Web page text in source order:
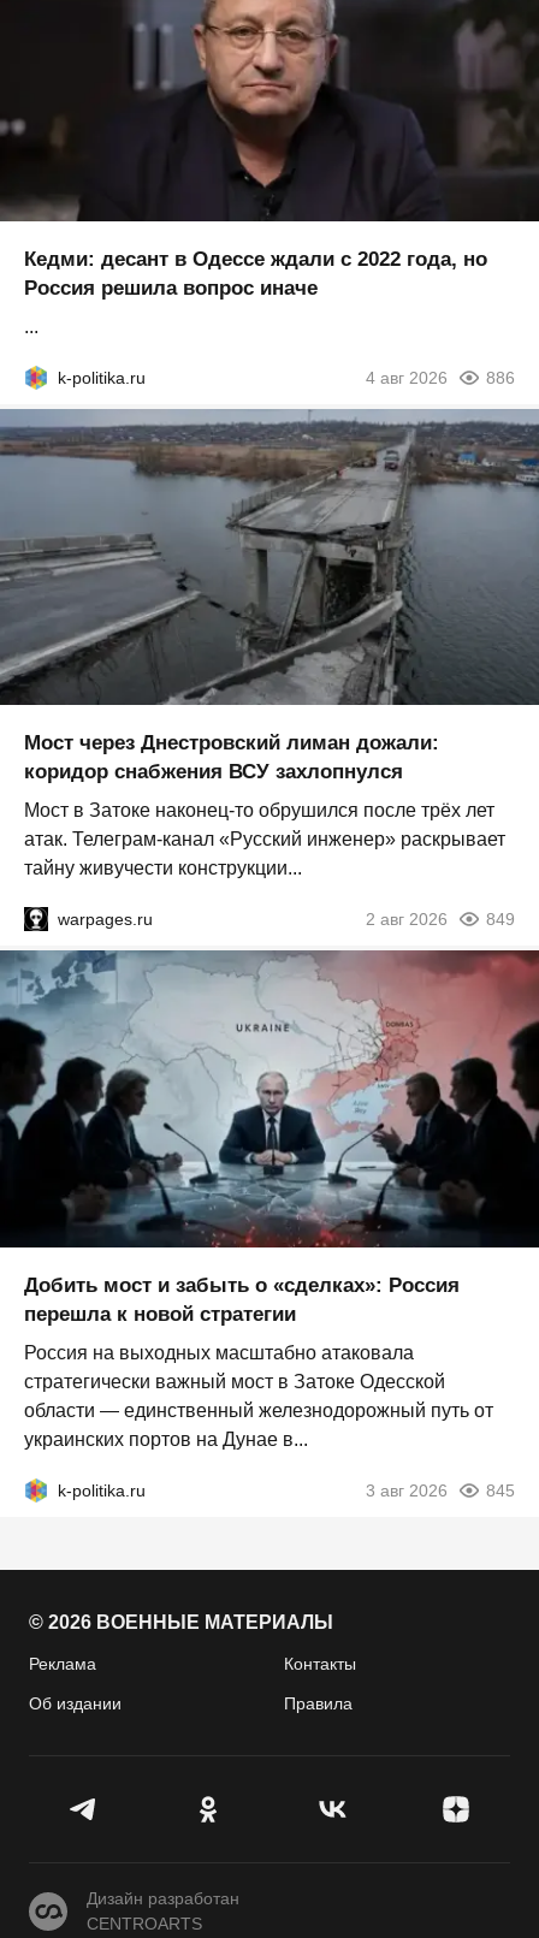
Кедми: десант в Одессе ждали с 2022 года, но
Россия решила вопрос иначе
...
k-politika.ru 4 авг 2026 886
Мост через Днестровский лиман дожали:
коридор снабжения ВСУ захлопнулся
Мост в Затоке наконец-то обрушился после трёх лет
атак. Телеграм-канал «Русский инженер» раскрывает
тайну живучести конструкции...
warpages.ru 2 авг 2026 849
Добить мост и забыть о «сделках»: Россия
перешла к новой стратегии
Россия на выходных масштабно атаковала
стратегически важный мост в Затоке Одесской
области — единственный железнодорожный путь от
украинских портов на Дунае в...
k-politika.ru 3 авг 2026 845
© 2026 ВОЕННЫЕ МАТЕРИАЛЫ
Реклама Контакты
Об издании Правила
CENTROARTS